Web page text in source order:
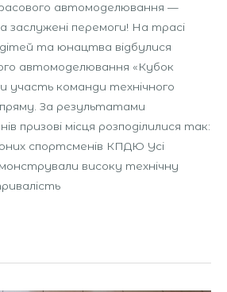
автомоделювання —
заслужені перемоги! На трасі
та юнацтва відбулися
автомоделювання «Кубок
участь команди технічного
За результатами
призові місця розподілилися так:
спортсменів КПДЮ Усі
високу технічну